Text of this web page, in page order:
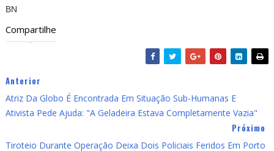
BN
Compartilhe
Anterior
Atriz Da Globo É Encontrada Em Situação Sub-Humanas E
Ativista Pede Ajuda: "A Geladeira Estava Completamente Vazia"
Próximo
Tiroteio Durante Operação Deixa Dois Policiais Feridos Em Porto